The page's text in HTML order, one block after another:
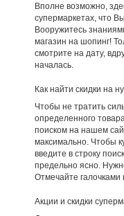
Вполне возможно,
супермаркетах, что
Вооружитесь
магазин на шопинг!
смотрите на дату,
началась.
Как найти скидки на
Чтобы не тратить
определенного
поиском на нашем
максимально. Чтобы
введите в строку
предельно ясно.
Отмечайте галочками
Акции и скидки